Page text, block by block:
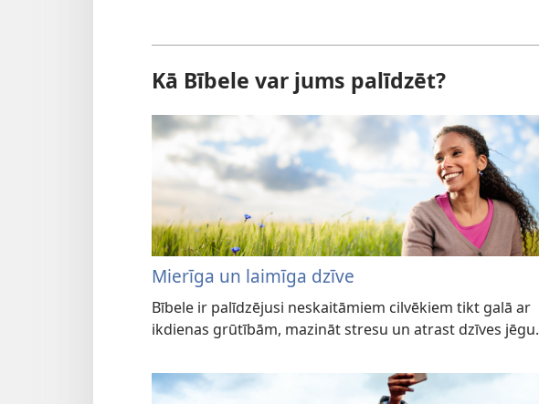
Kā Bībele var jums palīdzēt?
Mierīga un laimīga dzīve
Bībele ir palīdzējusi neskaitāmiem cilvēkiem tikt galā ar
ikdienas grūtībām, mazināt stresu un atrast dzīves jēgu.